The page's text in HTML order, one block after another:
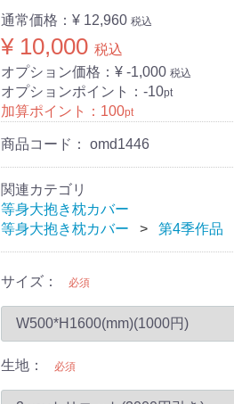
通常価格： ¥ 12,960 税込
¥ 10,000 税込
オプション価格：¥ -1,000 税込
オプションポイント： -10pt
加算ポイント： 100pt
商品コード： omd1446
関連カテゴリ
等身大抱き枕カバー
等身大抱き枕カバー
第4季作品
サイズ： 必須
生地： 必須